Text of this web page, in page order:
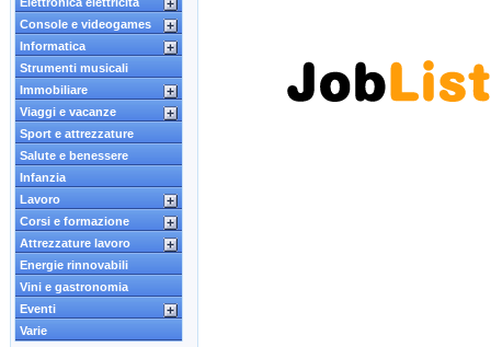
Console e videogames
Informatica
Strumenti musicali
Immobiliare
Viaggi e vacanze
Sport e attrezzature
Salute e benessere
Infanzia
Lavoro
Corsi e formazione
Attrezzature lavoro
Energie rinnovabili
Vini e gastronomia
Eventi
Varie